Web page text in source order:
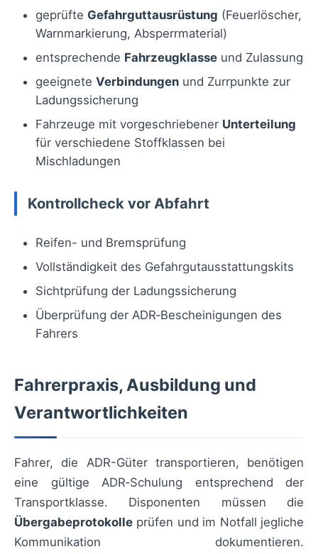
geprüfte Gefahrguttausrüstung (Feuerlöscher,
Warnmarkierung, Absperrmaterial)
entsprechende Fahrzeugklasse und Zulassung
geeignete Verbindungen und Zurrpunkte zur
Ladungssicherung
Fahrzeuge mit vorgeschriebener Unterteilung
für verschiedene Stoffklassen bei
Mischladungen
Kontrollcheck vor Abfahrt
Reifen- und Bremsprüfung
Vollständigkeit des Gefahrgutausstattungskits
Sichtprüfung der Ladungssicherung
Überprüfung der ADR‑Bescheinigungen des
Fahrers
Fahrerpraxis, Ausbildung und
Verantwortlichkeiten
Fahrer, die ADR-Güter transportieren, benötigen
eine gültige ADR‑Schulung entsprechend der
Transportklasse. Disponenten müssen die
Übergabeprotokolle prüfen und im Notfall jegliche
Kommunikation dokumentieren.